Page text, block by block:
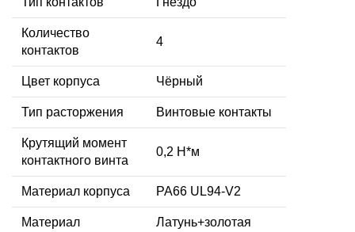
Количество
контактов
4
Цвет корпуса Чёрный
Тип расторжения Винтовые контакты
Крутящий момент
контактного винта
0,2 Н*м
Материал корпуса PA66 UL94-V2
Материал
Латунь+золотая